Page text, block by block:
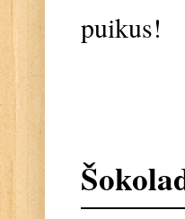
puikus!